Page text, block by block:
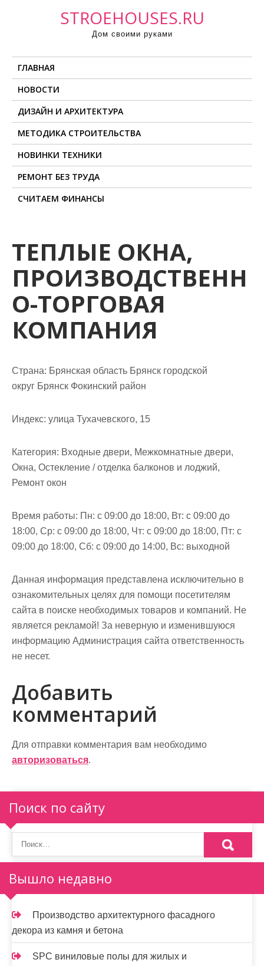
STROEHOUSES.RU
Дом своими руками
ГЛАВНАЯ
НОВОСТИ
ДИЗАЙН И АРХИТЕКТУРА
МЕТОДИКА СТРОИТЕЛЬСТВА
НОВИНКИ ТЕХНИКИ
РЕМОНТ БЕЗ ТРУДА
СЧИТАЕМ ФИНАНСЫ
ТЕПЛЫЕ ОКНА,
ПРОИЗВОДСТВЕНН
О-ТОРГОВАЯ
КОМПАНИЯ
Страна: Брянская область Брянск городской
округ Брянск Фокинский район
Индекс: улица Тухачевского, 15
Категория: Входные двери, Межкомнатные двери,
Окна, Остекление / отделка балконов и лоджий,
Ремонт окон
Время работы: Пн: с 09:00 до 18:00, Вт: с 09:00 до
18:00, Ср: с 09:00 до 18:00, Чт: с 09:00 до 18:00, Пт: с
09:00 до 18:00, Сб: с 09:00 до 14:00, Вс: выходной
Данная информация представлена исключительно в
ознакомительных целях для помощи посетителям
сайта в поиске необходимых товаров и компаний. Не
является рекламой! За неверную и изменившуюся
информацию Администрация сайта ответственность
не несет.
Добавить
комментарий
Для отправки комментария вам необходимо
авторизоваться.
Поиск по сайту
Вышло недавно
Производство архитектурного фасадного
декора из камня и бетона
SPC виниловые полы для жилых и